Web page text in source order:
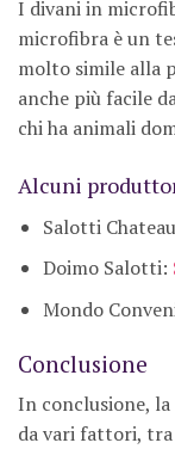
I divani in
microfibra è un
molto simile alla
anche più facile
chi ha animali
Alcuni
Salotti
Doimo Salotti:
Mondo
Conclusione
In conclusione,
da vari fattori,